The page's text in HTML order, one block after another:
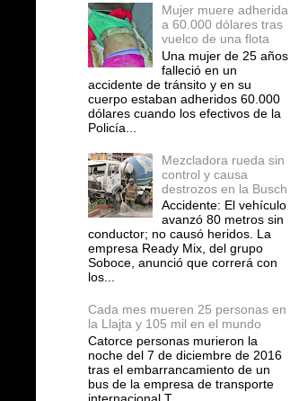
Mujer muere adherida
a 60.000 dólares tras
vuelco de una flota
Una mujer de 25 años
falleció en un
accidente de tránsito y en su
cuerpo estaban adheridos 60.000
dólares cuando los efectivos de la
Policía...
Mezcladora rueda sin
control y causa
destrozos en la Busch
Accidente: El vehículo
avanzó 80 metros sin
conductor; no causó heridos. La
empresa Ready Mix, del grupo
Soboce, anunció que correrá con
los...
Cada mes mueren 25 personas en
la Llajta y 105 mil en el mundo
Catorce personas murieron la
noche del 7 de diciembre de 2016
tras el embarrancamiento de un
bus de la empresa de transporte
internacional T...